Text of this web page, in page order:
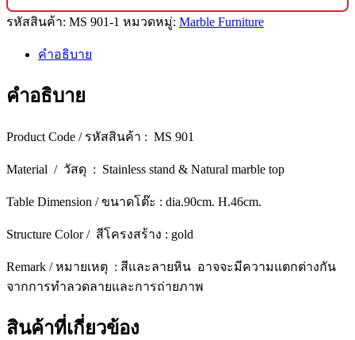
อ่อน
ดีไซน์
หรูหรา
โม
เดิร์น
ชิ้น
รหัสสินค้า: MS 901-1 หมวดหมู่: Marble Furniture
คำอธิบาย
คำอธิบาย
Product Code / รหัสสินค้า : MS 901
Material / วัสดุ : Stainless stand & Natural marble top
Table Dimension / ขนาดโต๊ะ : dia.90cm. H.46cm.
Structure Color / สีโครงสร้าง : gold
Remark / หมายเหตุ : สีและลายหิน อาจจะมีความแตกต่างกัน
จากการทำลวดลายและการถ่ายภาพ
สินค้าที่เกี่ยวข้อง